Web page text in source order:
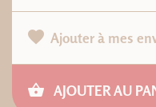
Ajouter à mes
AJOUTER AU